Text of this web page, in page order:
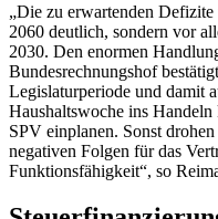
„Die zu erwartenden
2060 deutlich, sondern vor
2030. Den enormen
Bundesrechnungshof
Legislaturperiode und damit
Haushaltswoche ins
SPV einplanen. Sonst
negativen Folgen für das
Funktionsfähigkeit“, so